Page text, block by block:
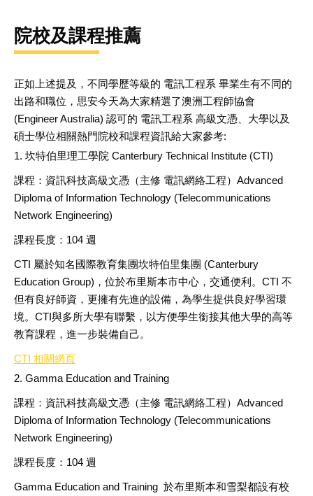
院校及課程推薦
正如上述提及，不同學歷等級的 電訊工程系 畢業生有不同的
出路和職位，思安今天為大家精選了澳洲工程師協會
(Engineer Australia) 認可的 電訊工程系 高級文憑、大學以及
碩士學位相關熱門院校和課程資訊給大家參考:
1. 坎特伯里理工學院 Canterbury Technical Institute (CTI)
課程：資訊科技高級文憑（主修 電訊網絡工程） Advanced
Diploma of Information Technology (Telecommunications
Network Engineering)
課程長度： 104 週
CTI 屬於知名國際教育集團坎特伯里集團 (Canterbury
Education Group) ，位於布里斯本市中心，交通便利。 CTI 不
但有良好師資，更擁有先進的設備，為學生提供良好學習環
境。 CTI與多所大學有聯繫，以方便學生銜接其他大學的高等
教育課程，進一步裝備自己。
CTI 相關網頁
2. Gamma Education and Training
課程：資訊科技高級文憑（主修 電訊網絡工程） Advanced
Diploma of Information Technology (Telecommunications
Network Engineering)
課程長度： 104 週
Gamma Education and Training 於布里斯本和雪梨都設有校